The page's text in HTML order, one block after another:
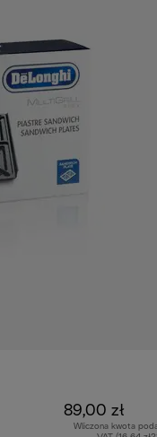
89,00 zł
Wliczona kwota